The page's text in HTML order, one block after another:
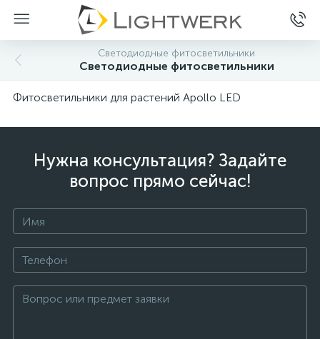
Светодиодные фитосветильники
Светодиодные фитосветильники
Фитосветильники для растений Apollo LED
Нужна консультация? Задайте
вопрос прямо сейчас!